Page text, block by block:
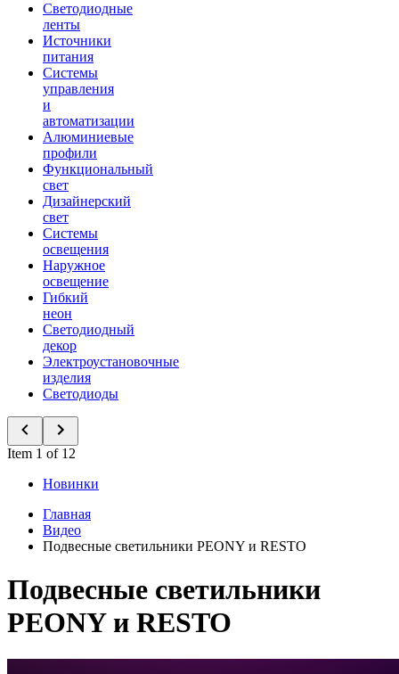
Светодиодные
ленты
Источники
питания
Системы
управления
и
автоматизации
Алюминиевые
профили
Функциональный
свет
Дизайнерский
свет
Системы
освещения
Наружное
освещение
Гибкий
неон
Светодиодный
декор
Электроустановочные
изделия
Светодиоды
Item 1 of 12
Новинки
Главная
Видео
Подвесные светильники PEONY и RESTO
Подвесные светильники
PEONY и RESTO